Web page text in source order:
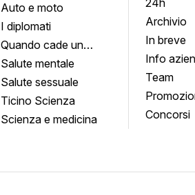
Auto e moto
I diplomati
Quando cade un
quadro
Salute mentale
Salute sessuale
Ticino Scienza
Scienza e medicina
24h
Archivio
In breve
Info
Team
Concorsi